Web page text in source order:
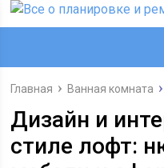
Главная Ванная комната
Дизайн и
стиле лофт: